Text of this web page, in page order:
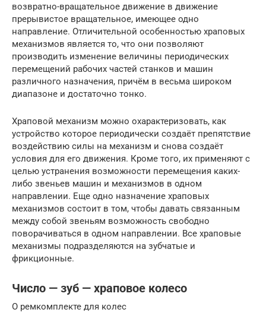
возвратно-вращательное движение в движение
прерывистое вращательное, имеющее одно
направление. Отличительной особенностью храповых
механизмов является то, что они позволяют
производить изменение величины периодических
перемещений рабочих частей станков и машин
различного назначения, причём в весьма широком
диапазоне и достаточно тонко.
Храповой механизм можно охарактеризовать, как
устройство которое периодически создаёт препятствие
воздействию силы на механизм и снова создаёт
условия для его движения. Кроме того, их применяют с
целью устранения возможности перемещения каких-
либо звеньев машин и механизмов в одном
направлении. Еще одно назначение храповых
механизмов состоит в том, чтобы давать связанным
между собой звеньям возможность свободно
поворачиваться в одном направлении. Все храповые
механизмы подразделяются на зубчатые и
фрикционные.
Число — зуб — храповое колесо
О ремкомплекте для колес